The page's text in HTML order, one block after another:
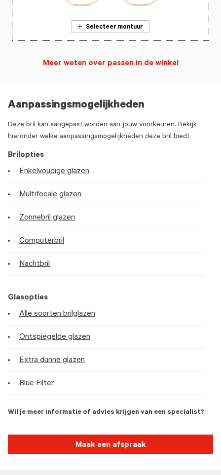
Aanpassingsmogelijkheden
Deze bril kan aangepast worden aan jouw voorkeuren. Bekijk
hieronder welke aanpassingsmogelijkheden deze bril biedt.
Brilopties
Enkelvoudige glazen
Multifocale glazen
Zonnebril glazen
Computerbril
Nachtbril
Glasopties
Alle soorten brilglazen
Ontspiegelde glazen
Extra dunne glazen
Blue Filter
Wil je meer informatie of advies krijgen van een specialist?
Maak een afspraak
Selecteer montuur
Meer weten over passen in de winkel